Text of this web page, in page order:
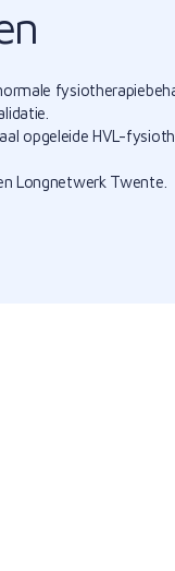
opgeleide HVL-
Longnetwerk Twente.